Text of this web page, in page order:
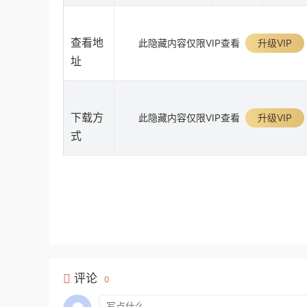
查看地
址
此隐藏内容仅限VIP查看 升级VIP
下载方
式
此隐藏内容仅限VIP查看 升级VIP
评论 0